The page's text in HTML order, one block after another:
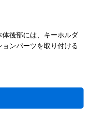
体後部には、キーホルダ
ンパーツを取り付ける